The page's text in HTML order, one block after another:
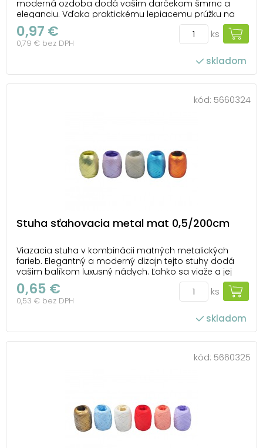
moderná ozdoba dodá vašim darčekom šmrnc a
eleganciu. Vďaka praktickému lepiacemu prúžku na
spodnej strane ju môžete ľahko pripevniť na
akúkoľvek darčekovú krabičku. Ideálna na každú
príležitosť, keď chcete urobiť radosť a nezabudnuteľný
0,97 €
0,79 € bez DPH
ks
skladom
kód: 5660324
Stuha sťahovacia metal mat 0,5/200cm
Viazacia stuha v kombinácii matných metalických
farieb. Elegantný a moderný dizajn tejto stuhy dodá
vašim balíkom luxusný nádych. Ľahko sa viaže a jej
jemný lesk vytvorí krásny kontrast s každým obalom.
Ideálna na špeciálne príležitosti, keď chcete, aby vaše
darčeky vynikli a zanechali nezabudnut...
0,65 €
0,53 € bez DPH
ks
skladom
kód: 5660325